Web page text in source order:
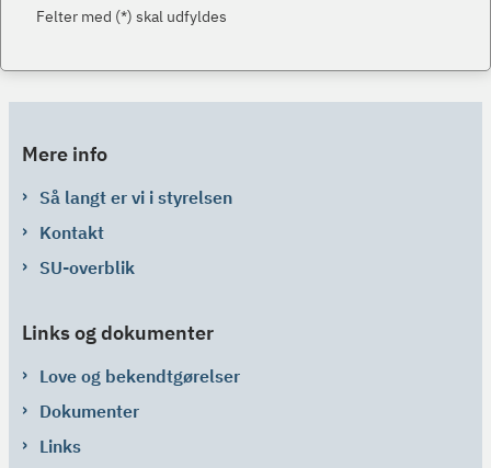
Felter med (*) skal udfyldes
Mere info
Så langt er vi i styrelsen
Kontakt
SU-overblik
Links og dokumenter
Love og bekendtgørelser
Dokumenter
Links